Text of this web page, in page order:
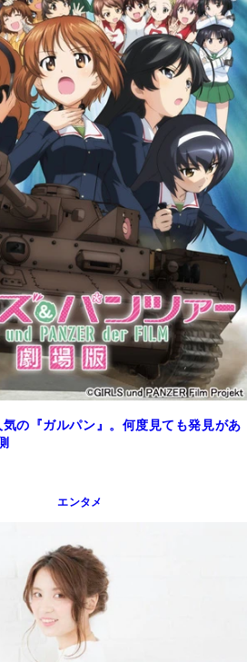
の『ガルパン』。何度見ても発見があ
エンタメ